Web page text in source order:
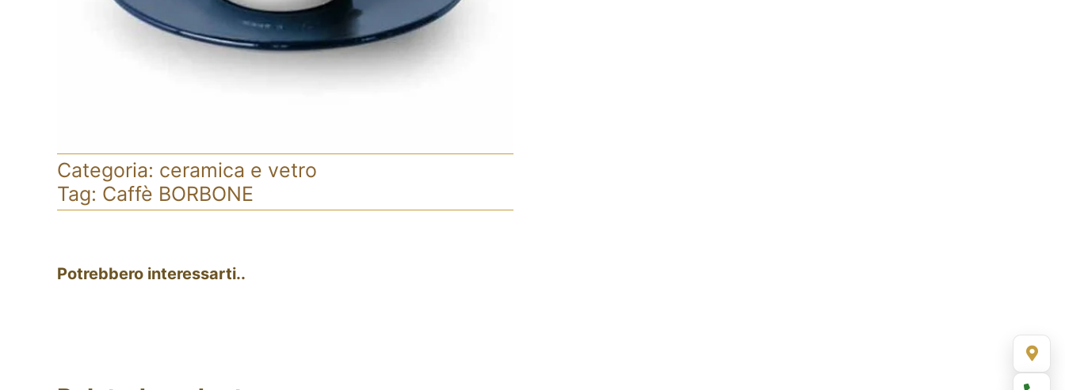
Categoria: ceramica e vetro
Tag: Caffè BORBONE
Potrebbero interessarti..